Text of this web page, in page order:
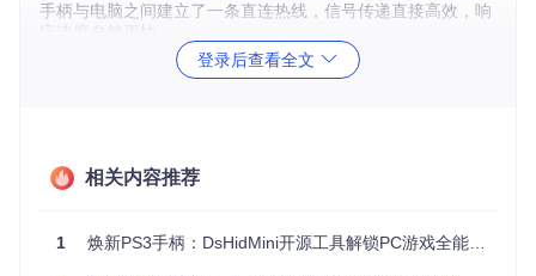
手柄与电脑之间建立了一条直连热线，信号传递直接高效，响
💡 反常识对比：市面上很多手柄映射工具在运行时会占用大量
1. 跨平台自由：Windows和Linux都能完美适配
登录后查看全文
相关内容推荐
1 焕新PS3手柄：DsHidMini开源工具解锁PC游戏全能控制体验